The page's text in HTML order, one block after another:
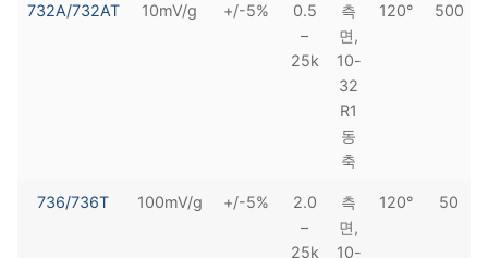
732A/732AT 10mV/g +/-5%
0.5
–
25k
측
면,
10-
32
R1
동
축
120° 500
736/736T 100mV/g +/-5%
2.0
–
25k
측
면,
10-
120° 50